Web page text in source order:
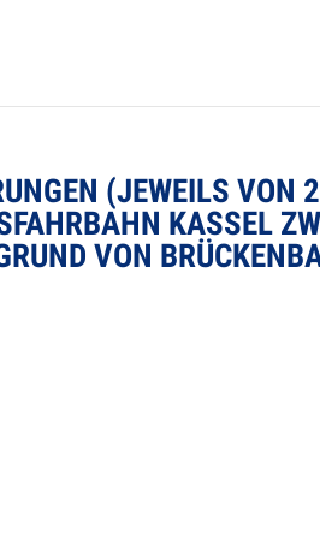
(JEWEILS VON
KAS­SEL
VON